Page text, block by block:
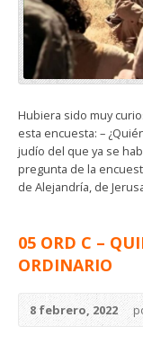
Hubiera sido muy
esta encuesta: –
judío del que ya se
pregunta de la
de Alejandría, de
05 ORD C –
ORDINARIO
8 febrero, 2022